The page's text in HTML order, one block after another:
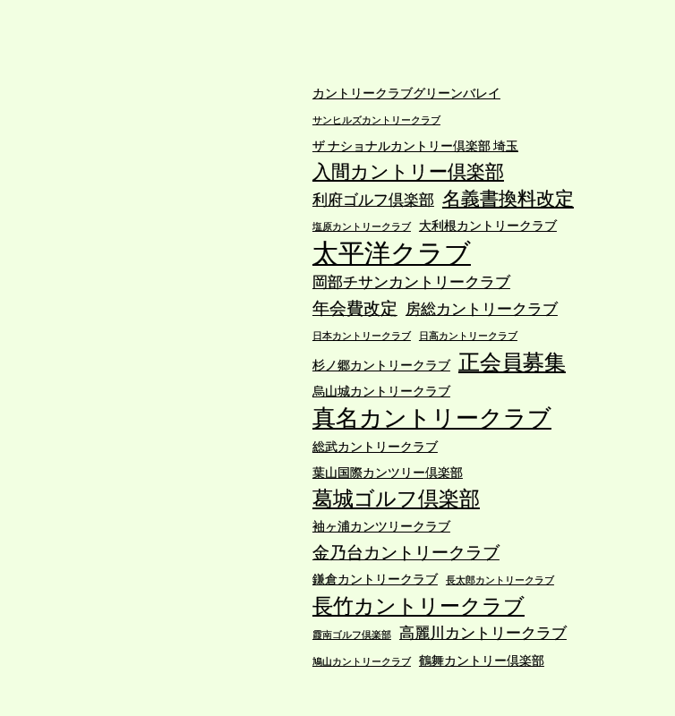
※正会員の名義書換料は変更なし
0 0 Twitter
;
株式会社第一ゴルフ 29 7月
市原京急CCの保有・運営会社株式譲渡に
ついて
パシフィックゴルフマネージメント(株)
（PGM）は、京浜急行電鉄(株)より「市原
京急カントリークラブ」を保有・運営す
る(株)市原京急カントリークラブの全株式
15日付で締結したと発表しました。
0 0 Twitter
;
株式会社第一ゴルフ 29 7月
カレドニアン・GCの年会費改定について
同クラブでは、下記の通り年会費を改定
します。
記
①実施・・・令和8年10月1日より
➁年会費（会計年度：10月～9月）
【改定前】 【改定後】
正会員 110000円 165000円
平日会員 33000円 55000円
カントリークラブグリーンバレイ
サンヒルズカントリークラブ
ザ ナショナルカントリー倶楽部 埼玉
入間カントリー倶楽部
利府ゴルフ倶楽部 名義書換料改定
塩原カントリークラブ 大利根カントリークラブ
太平洋クラブ
岡部チサンカントリークラブ
年会費改定 房総カントリークラブ
日本カントリークラブ 日高カントリークラブ
杉ノ郷カントリークラブ 正会員募集
烏山城カントリークラブ
真名カントリークラブ
総武カントリークラブ
葉山国際カンツリー倶楽部
葛城ゴルフ倶楽部
袖ヶ浦カンツリークラブ
金乃台カントリークラブ
鎌倉カントリークラブ 長太郎カントリークラブ
長竹カントリークラブ
霞南ゴルフ倶楽部 高麗川カントリークラブ
鳩山カントリークラブ 鶴舞カントリー倶楽部